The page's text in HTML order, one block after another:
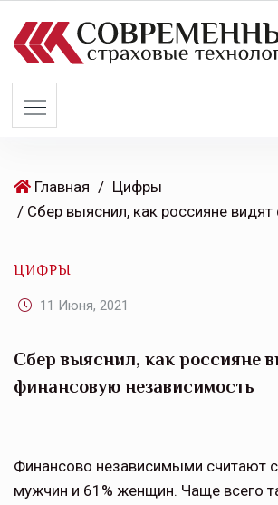
Главная / Цифры
ЦИФРЫ
11 Июня, 2021
Сбер выяснил, как россияне
финансовую независимость
Финансово независимыми считают
мужчин и 61% женщин. Чаще всего